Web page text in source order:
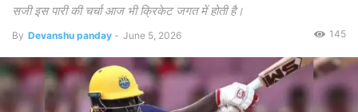
सजी इस पारी की चर्चा आज भी क्रिकेट जगत में होती है।
By Devanshu panday - June 5, 2026 145